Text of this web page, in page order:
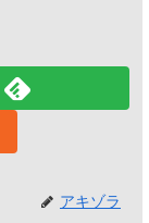
アキゾラ